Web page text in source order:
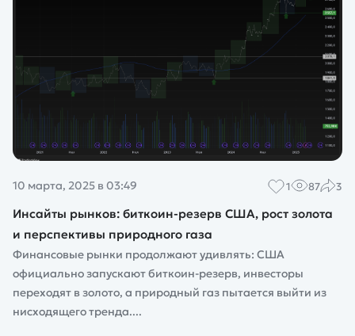
10 марта, 2025 в 03:49 1 87 3
Инсайты рынков: биткоин-резерв США, рост золота
и перспективы природного газа
Финансовые рынки продолжают удивлять: США
официально запускают биткоин-резерв, инвесторы
переходят в золото, а природный газ пытается выйти из
нисходящего тренда....